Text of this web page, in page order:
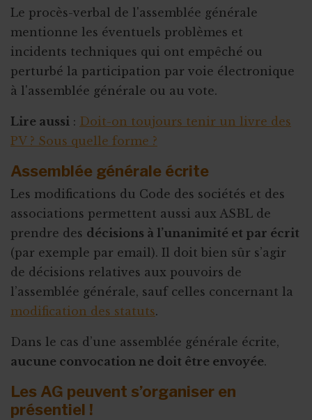
Le procès-verbal de l'assemblée générale
mentionne les éventuels problèmes et
incidents techniques qui ont empêché ou
perturbé la participation par voie électronique
à l'assemblée générale ou au vote.
Lire aussi : Doit-on toujours tenir un livre des
PV ? Sous quelle forme ?
Assemblée générale écrite
Les modifications du Code des sociétés et des
associations permettent aussi aux ASBL de
prendre des décisions à l’unanimité et par écrit
(par exemple par email). Il doit bien sûr s’agir
de décisions relatives aux pouvoirs de
l’assemblée générale, sauf celles concernant la
modification des statuts.
Dans le cas d’une assemblée générale écrite,
aucune convocation ne doit être envoyée.
Les AG peuvent s’organiser en
présentiel !